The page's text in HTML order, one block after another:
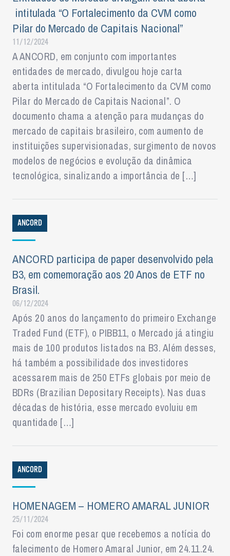
intitulada “O Fortalecimento da CVM como
Pilar do Mercado de Capitais Nacional”
11/12/2024
A ANCORD, em conjunto com importantes
entidades de mercado, divulgou hoje carta
aberta intitulada “O Fortalecimento da CVM como
Pilar do Mercado de Capitais Nacional”. O
documento chama a atenção para mudanças do
mercado de capitais brasileiro, com aumento de
instituições supervisionadas, surgimento de novos
modelos de negócios e evolução da dinâmica
tecnológica, sinalizando a importância de […]
ANCORD
ANCORD participa de paper desenvolvido pela
B3, em comemoração aos 20 Anos de ETF no
Brasil.
06/12/2024
Após 20 anos do lançamento do primeiro Exchange
Traded Fund (ETF), o PIBB11, o Mercado já atingiu
mais de 100 produtos listados na B3. Além desses,
há também a possibilidade dos investidores
acessarem mais de 250 ETFs globais por meio de
BDRs (Brazilian Depositary Receipts). Nas duas
décadas de história, esse mercado evoluiu em
quantidade […]
ANCORD
HOMENAGEM – HOMERO AMARAL JUNIOR
25/11/2024
Foi com enorme pesar que recebemos a notícia do
falecimento de Homero Amaral Junior, em 24.11.24.